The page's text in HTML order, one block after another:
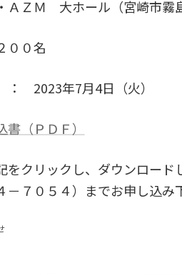
Ｍ 大ホール（宮崎市霧島
０名
2023年7月4日（火）
（ＰＤＦ）
をクリックし、ダウンロード
－７０５４）までお申し込み